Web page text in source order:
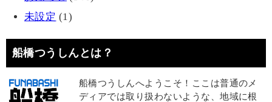
未設定 (1)
船橋つうしんとは？
船橋つうしんへようこそ！ここは普通のメ
ディアでは取り扱わないような、地域に根